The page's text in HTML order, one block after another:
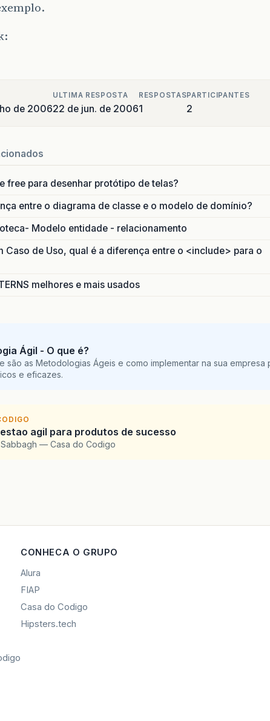
de 2006
ULTIMA RESPOSTA
22 de jun. de 2006
RESPOSTAS
1
PARTICIPANTES
2
free para desenhar protótipo de telas?
entre o diagrama de classe e o modelo de domínio?
Modelo entidade - relacionamento
Caso de Uso, qual é a diferença entre o <include> para o
melhores e mais usados
Ágil - O que é?
são as Metodologias Ágeis e como implementar na sua empresa
e eficazes.
agil para produtos de sucesso
— Casa do Codigo
CONHECA O GRUPO
Alura
FIAP
Casa do Codigo
Hipsters.tech